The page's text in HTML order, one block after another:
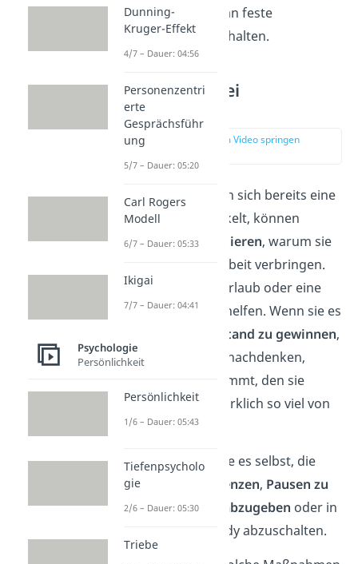
versuchen, sich an feste
Arbeitszeiten zu halten.
Maßnahmen bei
Arbeitssucht
zur Stelle im Video springen
Menschen, bei denen sich bereits eine
Arbeitssucht entwickelt, können
versuchen zureflektieren, warum sie
soviel Zeit mit der Arbeit verbringen.
Ein mehrwöchiger Urlaub oder eine
Auszeitkann dabei helfen. Wenn sie es
Abstand zu gewinnen,
können sie darüber nachdenken,
woher der Druck kommt, den sie
verspüren und ob wirklich so viel von
ihnen verlangt wird.
Vielleicht schaffen sie es selbst, die
Arbeitszeit zu begrenzen, Pausen zu
machen,Aufgaben abzugeben oder in
der Freizeit das Handy abzuschalten.
Dunning-
Kruger-Effekt
4/7 – Dauer: 04:56
Personenzentri
erte
Gesprächsführ
ung
5/7 – Dauer: 05:20
Carl Rogers
Modell
6/7 – Dauer: 05:33
Ikigai
7/7 – Dauer: 04:41
Psychologie
Persönlichkeit
Persönlichkeit
1/6 – Dauer: 05:43
Tiefenpsycholo
gie
2/6 – Dauer: 05:30
Triebe